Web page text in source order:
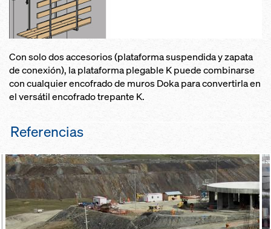
Con solo dos accesorios (plataforma suspendida y zapata
de conexión), la plataforma plegable K puede combinarse
con cualquier encofrado de muros Doka para convertirla en
el versátil encofrado trepante K.
Referencias